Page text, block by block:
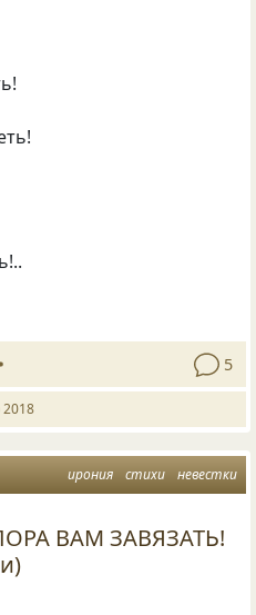
5
2018
ирония стихи невестки
ВАМ ЗАВЯЗАТЬ!